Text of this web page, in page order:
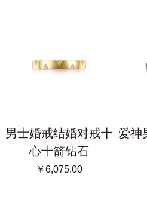
男士婚戒结婚对戒十
心十箭钻石
￥6,075.00
爱神